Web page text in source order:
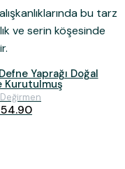
bu tarz
ve serin köşesinde
Yaprağı Doğal
Kurutulmuş